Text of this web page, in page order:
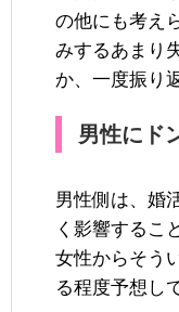
の他にも考え
みするあまり
か、一度振り
男性にド
男性側は、婚
く影響するこ
女性からそう
る程度予想し